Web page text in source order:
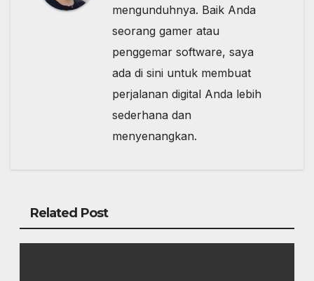
mengunduhnya. Baik Anda
seorang gamer atau
penggemar software, saya
ada di sini untuk membuat
perjalanan digital Anda lebih
sederhana dan
menyenangkan.
Related Post